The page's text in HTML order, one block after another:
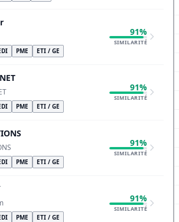
PME ETI / GE
91%
SIMILARITÉ
PME ETI / GE
91%
SIMILARITÉ
PME ETI / GE
91%
SIMILARITÉ
PME ETI / GE
91%
SIMILARITÉ